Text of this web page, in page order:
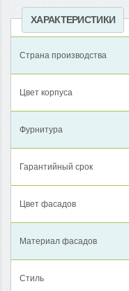
ХАРАКТЕРИСТИКИ
Страна производства
Цвет корпуса
Фурнитура
Гарантийный срок
Цвет фасадов
Материал фасадов
Стиль